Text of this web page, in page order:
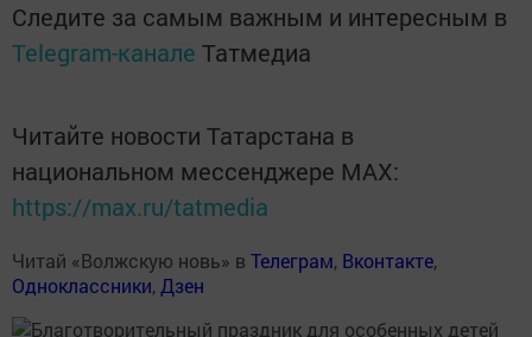
Следите за самым важным и интересным в
Telegram-канале Татмедиа
Читайте новости Татарстана в
национальном мессенджере MАХ:
https://max.ru/tatmedia
Читай «Волжскую новь» в Телеграм, Вконтакте,
Одноклассники, Дзен